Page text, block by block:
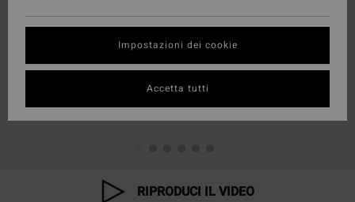
RIPRODUCI IL VIDEO
Impostazioni dei cookie
Accetta tutti